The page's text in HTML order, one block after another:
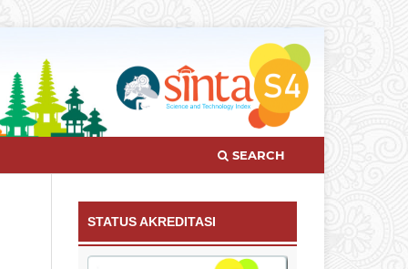
SEARCH
STATUS AKREDITASI